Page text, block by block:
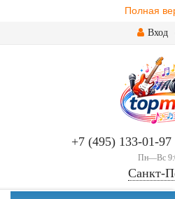
Полная
Вход
+7 (495) 133-01-97
Пн—Вс
Санкт-